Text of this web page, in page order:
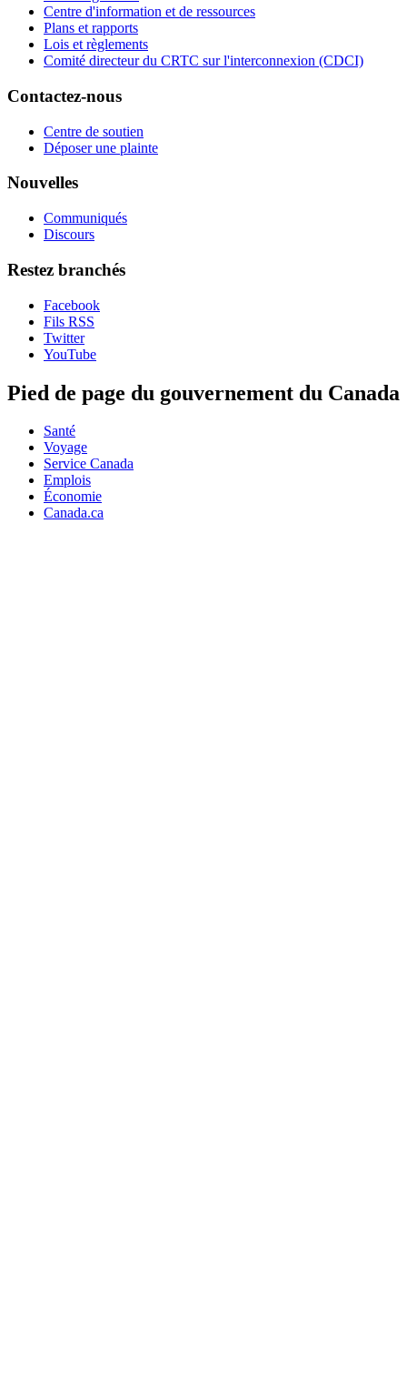
Centre d'information et de ressources
Plans et rapports
Lois et règlements
Comité directeur du CRTC sur l'interconnexion (CDCI)
Contactez-nous
Centre de soutien
Déposer une plainte
Nouvelles
Communiqués
Discours
Restez branchés
Facebook
Fils RSS
Twitter
YouTube
Pied de page du gouvernement du Canada
Santé
Voyage
Service Canada
Emplois
Économie
Canada.ca